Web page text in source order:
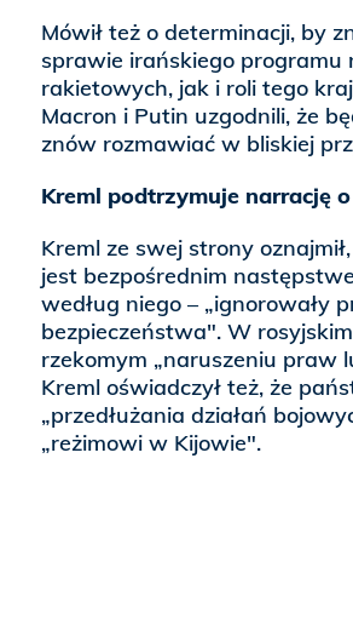
Mówił też o determinacji, by
sprawie irańskiego programu
rakietowych, jak i roli tego
Macron i Putin uzgodnili, że
znów rozmawiać w bliskiej
Kreml podtrzymuje narrację o
Kreml ze swej strony
jest bezpośrednim
według niego – „ignorowały
bezpieczeństwa". W
rzekomym „naruszeniu praw
Kreml oświadczył też, że
„przedłużania działań
„reżimowi w Kijowie".